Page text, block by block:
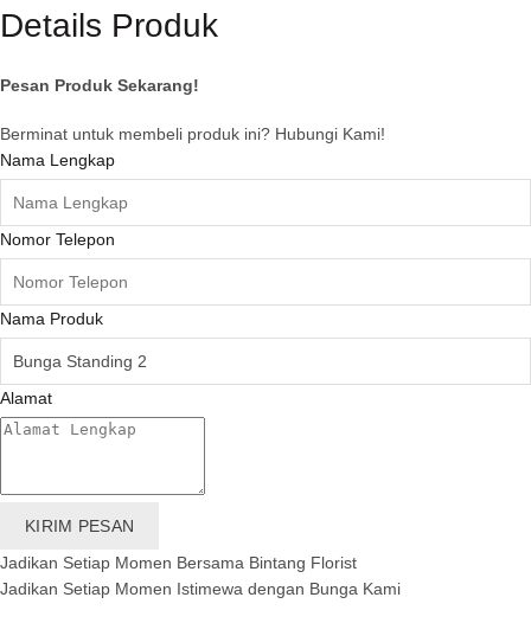
Details Produk
Pesan Produk Sekarang!
Berminat untuk membeli produk ini? Hubungi Kami!
Nama Lengkap
Nomor Telepon
Nama Produk
Alamat
KIRIM PESAN
Jadikan Setiap Momen Bersama Bintang Florist
Jadikan Setiap Momen Istimewa dengan Bunga Kami